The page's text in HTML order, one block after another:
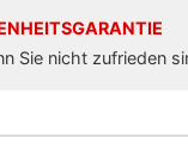
Sie nicht zufrieden